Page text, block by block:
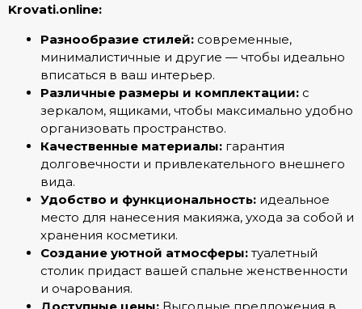
Krovati.online:
Разнообразие стилей: современные,
минималистичные и другие — чтобы идеально
вписаться в ваш интерьер.
Различные размеры и комплектации: с
зеркалом, ящиками, чтобы максимально удобно
организовать пространство.
Качественные материалы: гарантия
долговечности и привлекательного внешнего
вида.
Удобство и функциональность: идеальное
место для нанесения макияжа, ухода за собой и
хранения косметики.
Создание уютной атмосферы:туалетный
столик придаст вашей спальне женственности
и очарования.